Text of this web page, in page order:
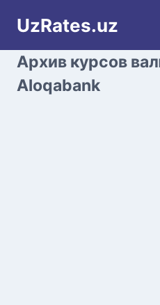
UzRates.uz
Архив курсов
Aloqabank